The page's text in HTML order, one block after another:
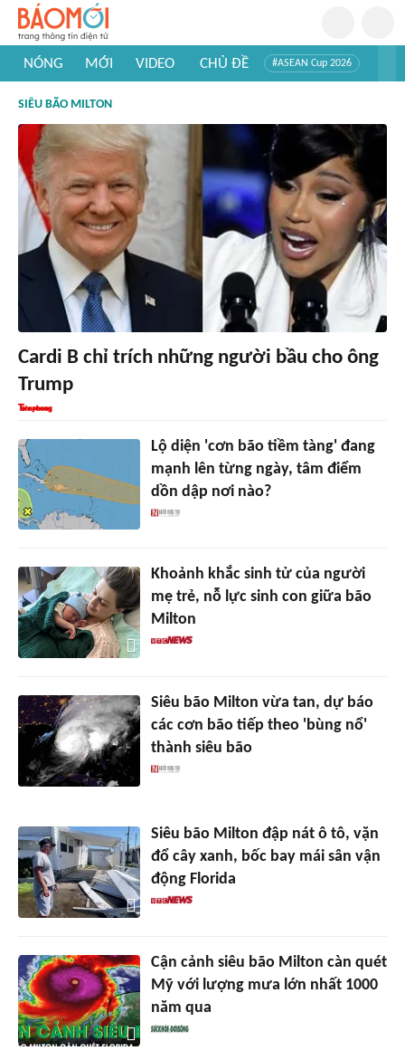
NÓNG MỚI VIDEO CHỦ ĐỀ #ASEAN Cup 2026
#Khám phá thế giới
SIÊU BÃO MILTON
Cardi B chỉ trích những người bầu cho ông
Trump
Lộ diện 'cơn bão tiềm tàng' đang
mạnh lên từng ngày, tâm điểm
dồn dập nơi nào?
Khoảnh khắc sinh tử của người
mẹ trẻ, nỗ lực sinh con giữa bão
Milton
Siêu bão Milton vừa tan, dự báo
các cơn bão tiếp theo 'bùng nổ'
thành siêu bão
Siêu bão Milton đập nát ô tô, vặn
đổ cây xanh, bốc bay mái sân vận
động Florida
Cận cảnh siêu bão Milton càn quét
Mỹ với lượng mưa lớn nhất 1000
năm qua